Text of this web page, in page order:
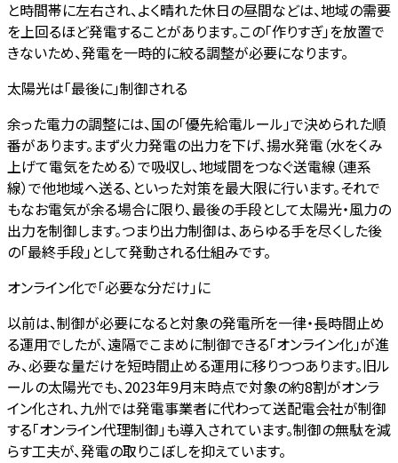
と時間帯に左右され、よく晴れた休日の昼間などは、地域の需要
を上回るほど発電することがあります。この「作りすぎ」を放置で
きないため、発電を一時的に絞る調整が必要になります。
太陽光は「最後に」制御される
余った電力の調整には、国の「優先給電ルール」で決められた順
番があります。まず火力発電の出力を下げ、揚水発電（水をくみ
上げて電気をためる）で吸収し、地域間をつなぐ送電線（連系
線）で他地域へ送る、といった対策を最大限に行います。それで
もなお電気が余る場合に限り、最後の手段として太陽光・風力の
出力を制御します。つまり出力制御は、あらゆる手を尽くした後
の「最終手段」として発動される仕組みです。
オンライン化で「必要な分だけ」に
以前は、制御が必要になると対象の発電所を一律・長時間止め
る運用でしたが、遠隔でこまめに制御できる「オンライン化」が進
み、必要な量だけを短時間止める運用に移りつつあります。旧ル
ールの太陽光でも、2023年9月末時点で対象の約8割がオンラ
イン化され、九州では発電事業者に代わって送配電会社が制御
する「オンライン代理制御」も導入されています。制御の無駄を減
らす工夫が、発電の取りこぼしを抑えています。